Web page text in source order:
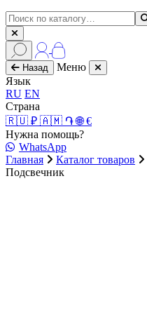
Назад
Меню
Язык
RU EN
Страна
🇷🇺 ₽ 🇦🇲 ֏🌐 €
Нужна помощь?
WhatsApp
Главная
Каталог товаров
Подсвечник